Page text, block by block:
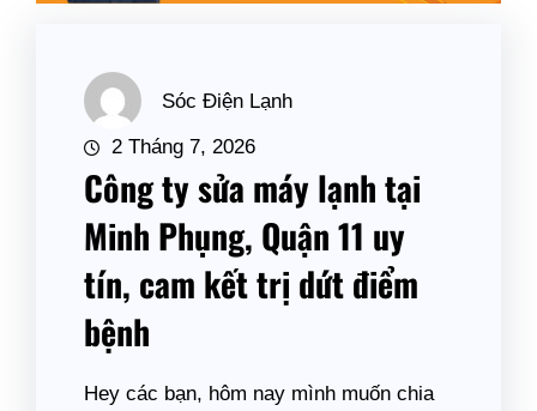
Sóc Điện Lạnh
2 Tháng 7, 2026
Công ty sửa máy lạnh tại
Minh Phụng, Quận 11 uy
tín, cam kết trị dứt điểm
bệnh
Hey các bạn, hôm nay mình muốn chia